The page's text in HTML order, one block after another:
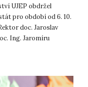
UJEP obdržel
pro období od 6. 10.
doc. Jaroslav
Ing. Jaromíru